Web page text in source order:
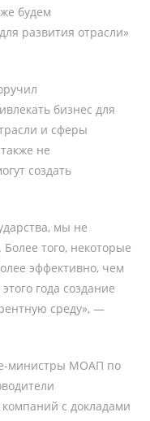
будем
развития отрасли»
бизнес для
и сферы
не
создать
мы не
того, некоторые
эффективно, чем
года создание
среду», —
министры МОАП по
с докладами